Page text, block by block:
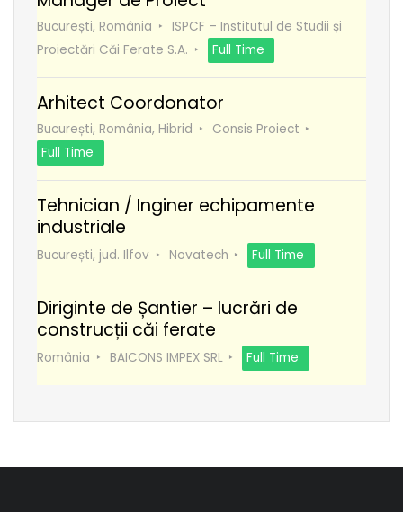
București, România
ISPCF – Institutul de Studii și
Proiectări Căi Ferate S.A.
Full Time
Arhitect Coordonator
București, România, Hibrid
Consis Proiect
Full Time
Tehnician / Inginer echipamente
industriale
București, jud. Ilfov Novatech Full Time
Diriginte de Șantier – lucrări de
construcții căi ferate
România BAICONS IMPEX SRL Full Time